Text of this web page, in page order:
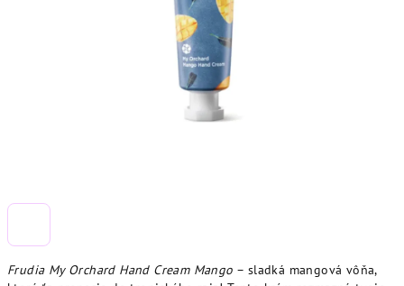
Frudia My Orchard Hand Cream Mango – sladká mangová vôňa,